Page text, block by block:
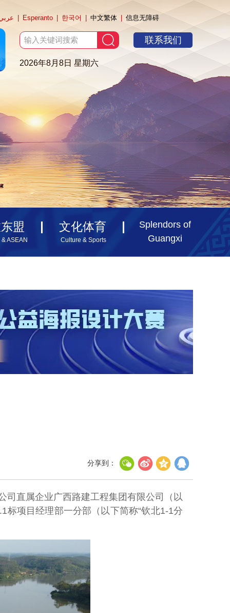
Esperanto 한국어 中文繁体 信息无障碍
2026年8月8日 星期六
联系我们
盟
ASEAN
文化体育
Culture & Sports
Splendors of
Guangxi
分享到：
司直属企业广西路建工程集团有限公司（以
标项目经理部一分部（以下简称“钦北1-1分